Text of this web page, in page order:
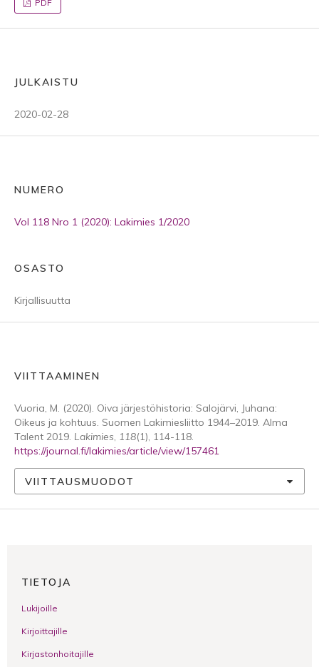
PDF
JULKAISTU
2020-02-28
NUMERO
Vol 118 Nro 1 (2020): Lakimies 1/2020
OSASTO
Kirjallisuutta
VIITTAAMINEN
Vuoria, M. (2020). Oiva järjestöhistoria: Salojärvi, Juhana:
Oikeus ja kohtuus. Suomen Lakimiesliitto 1944–2019. Alma
Talent 2019. Lakimies, 118(1), 114-118.
https://journal.fi/lakimies/article/view/157461
VIITTAUSMUODOT
TIETOJA
Lukijoille
Kirjoittajille
Kirjastonhoitajille